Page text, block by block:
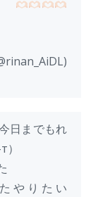
日までもれ
やりたい